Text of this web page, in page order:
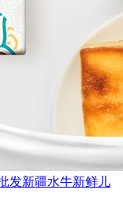
发新疆水牛新鲜儿